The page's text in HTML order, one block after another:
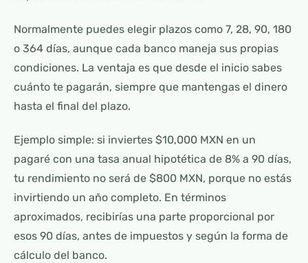
Normalmente puedes elegir plazos como 7, 28, 90, 180
o 364 días, aunque cada banco maneja sus propias
condiciones. La ventaja es que desde el inicio sabes
cuánto te pagarán, siempre que mantengas el dinero
hasta el final del plazo.
Ejemplo simple: si inviertes $10,000 MXN en un
pagaré con una tasa anual hipotética de 8% a 90 días,
tu rendimiento no será de $800 MXN, porque no estás
invirtiendo un año completo. En términos
aproximados, recibirías una parte proporcional por
esos 90 días, antes de impuestos y según la forma de
cálculo del banco.